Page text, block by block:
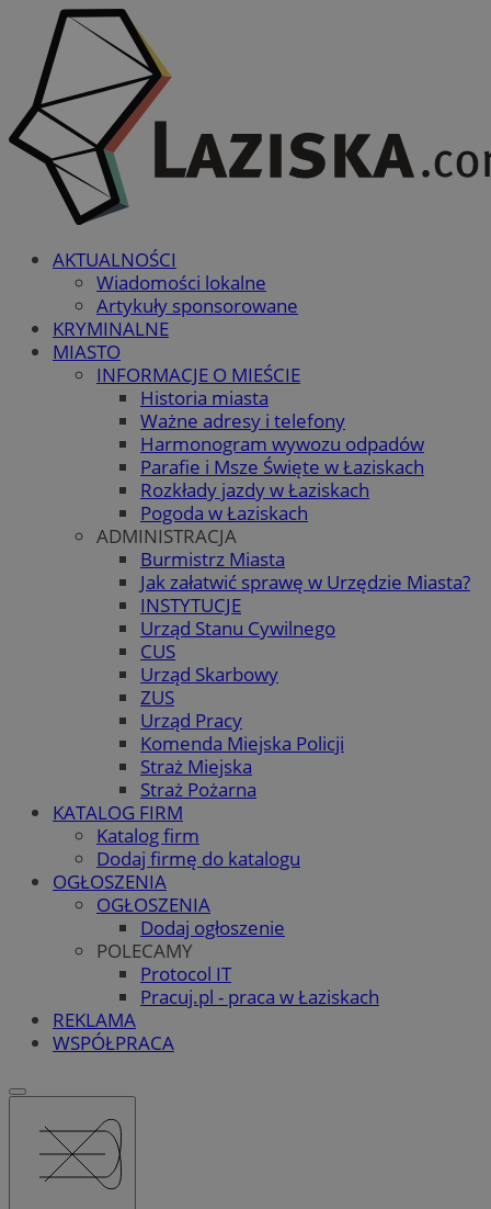
AKTUALNOŚCI
Wiadomości lokalne
Artykuły sponsorowane
KRYMINALNE
MIASTO
INFORMACJE O MIEŚCIE
Historia miasta
Ważne adresy i telefony
Harmonogram wywozu odpadów
Parafie i Msze Święte w Łaziskach
Rozkłady jazdy w Łaziskach
Pogoda w Łaziskach
ADMINISTRACJA
Burmistrz Miasta
Jak załatwić sprawę w Urzędzie Miasta?
INSTYTUCJE
Urząd Stanu Cywilnego
CUS
Urząd Skarbowy
ZUS
Urząd Pracy
Komenda Miejska Policji
Straż Miejska
Straż Pożarna
KATALOG FIRM
Katalog firm
Dodaj firmę do katalogu
OGŁOSZENIA
OGŁOSZENIA
Dodaj ogłoszenie
POLECAMY
Protocol IT
Pracuj.pl - praca w Łaziskach
REKLAMA
WSPÓŁPRACA